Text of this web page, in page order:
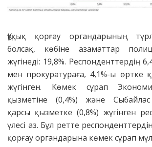
Құқық қорғау органдарының
болсақ, көбіне азаматтар
жүгінеді: 19,8%. Респонденттердің
мен прокуратураға, 4,1%-ы өртке
жүгінген. Көмек сұрап
қызметіне (0,4%) және
қарсы қызметке (0,8%) жүгінген
үлесі аз. Бұл ретте
қорғау органдарына көмек сұрап